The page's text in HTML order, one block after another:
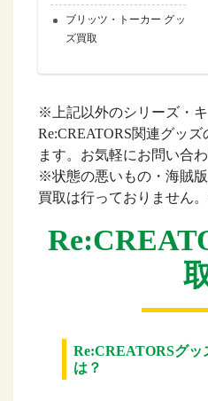
ブリッツ・トーカー グッ
ズ買取
※上記以外のシリーズ・
Re:CREATORS関連グッ
ます。お気軽にお問い合わ
※状態の悪いもの・海賊
買取は行っておりません
Re:CREATORSグッ
は？